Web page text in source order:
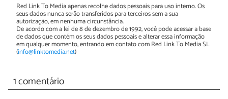
Red Link To Media apenas recolhe dados pessoais para uso interno. Os
seus dados nunca serão transferidos para terceiros sem a sua
autorização, em nenhuma circunstância.
De acordo com a lei de 8 de dezembro de 1992, você pode acessar a base
de dados que contém os seus dados pessoais e alterar essa informação
em qualquer momento, entrando em contato com Red Link To Media SL
(info@linktomedia.net)
1 comentário